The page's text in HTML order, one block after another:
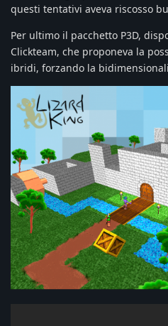
questi tentativi aveva riscosso
Per ultimo il pacchetto P3D,
Clickteam, che proponeva la
ibridi, forzando la